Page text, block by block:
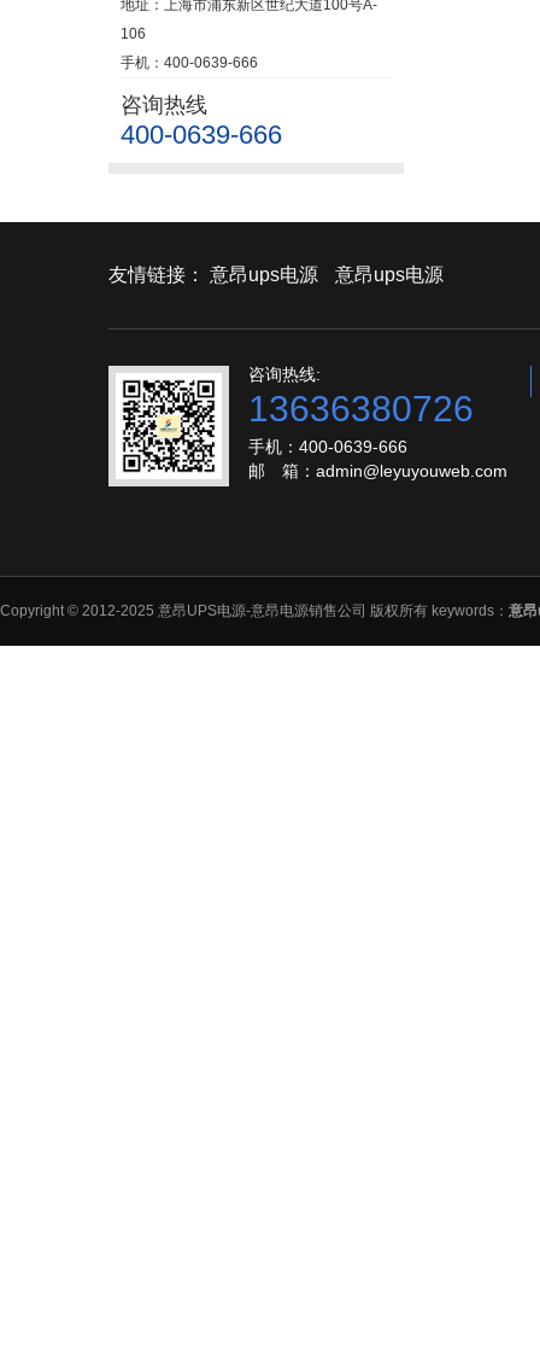
地址：上海市浦东新区世纪大道100号A-
106
手机：400-0639-666
咨询热线
400-0639-666
友情链接： 意昂ups电源 意昂ups电源
咨询热线:
13636380726
手机：400-0639-666
邮 箱：admin@leyuyouweb.com
Copyright © 2012-2025 意昂UPS电源-意昂电源销售公司 版权所有 keywords： 意